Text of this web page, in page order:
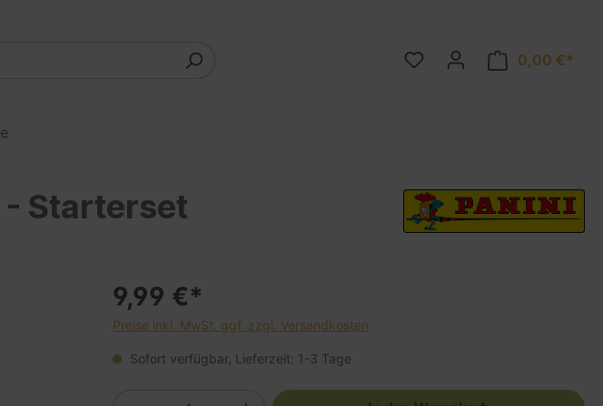
0,00 €*
Starterset
9,99 €*
Preise inkl. MwSt. ggf. zzgl. Versandkosten
Sofort verfügbar, Lieferzeit: 1-3 Tage